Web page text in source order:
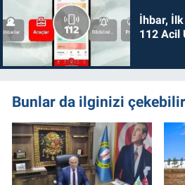
İhbar,
112 Acil
Bunlar da ilginizi çekebilir